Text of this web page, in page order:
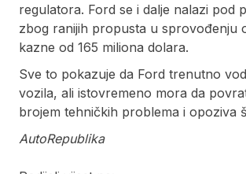
regulatora. Ford se i dalje nalazi pod
zbog ranijih propusta u sprovođenju
kazne od 165 miliona dolara.
Sve to pokazuje da Ford trenutno
vozila, ali istovremeno mora da
brojem tehničkih problema i opoziva
AutoRepublika